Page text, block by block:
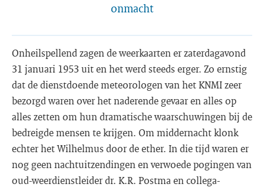
onmacht
Onheilspellend zagen de weerkaarten er zaterdagavond
31 januari 1953 uit en het werd steeds erger. Zo ernstig
dat de dienstdoende meteorologen van het KNMI zeer
bezorgd waren over het naderende gevaar en alles op
alles zetten om hun dramatische waarschuwingen bij de
bedreigde mensen te krijgen. Om middernacht klonk
echter het Wilhelmus door de ether. In die tijd waren er
nog geen nachtuitzendingen en verwoede pogingen van
oud-weerdienstleider dr. K.R. Postma en collega-